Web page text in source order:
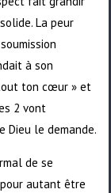
La peur
à son
ton cœur » et
2 vont
Dieu le demande.
de se
autant être